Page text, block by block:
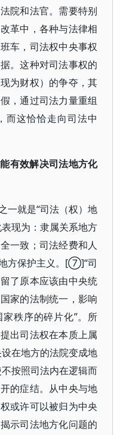
院和法官。需要特别
革中，各种与法律相
车，司法权中央事权
。这种对司法事权的
为财权）的争夺，其
，通过司法力量重组
而这恰恰走向司法中
有效解决司法地方化
一就是“司法（权）地
现为：隶属关系地方
一致；司法经费和人
方保护主义。[⑦]“司
了原本应该由中央统
家的法制统一，影响
秩序的碎片化”。所
出司法权在本质上属
在地方的法院变成地
按照司法内在逻辑而
的症结。从中央与地
或许可以被归为中央
示司法地方化问题的